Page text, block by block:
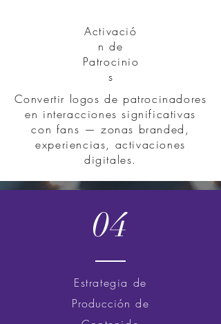
Activació
n de
Patrocinio
s
Convertir logos de patrocinadores
en interacciones significativas
con fans — zonas branded,
experiencias, activaciones
digitales.
04
Estrategia de
Producción de